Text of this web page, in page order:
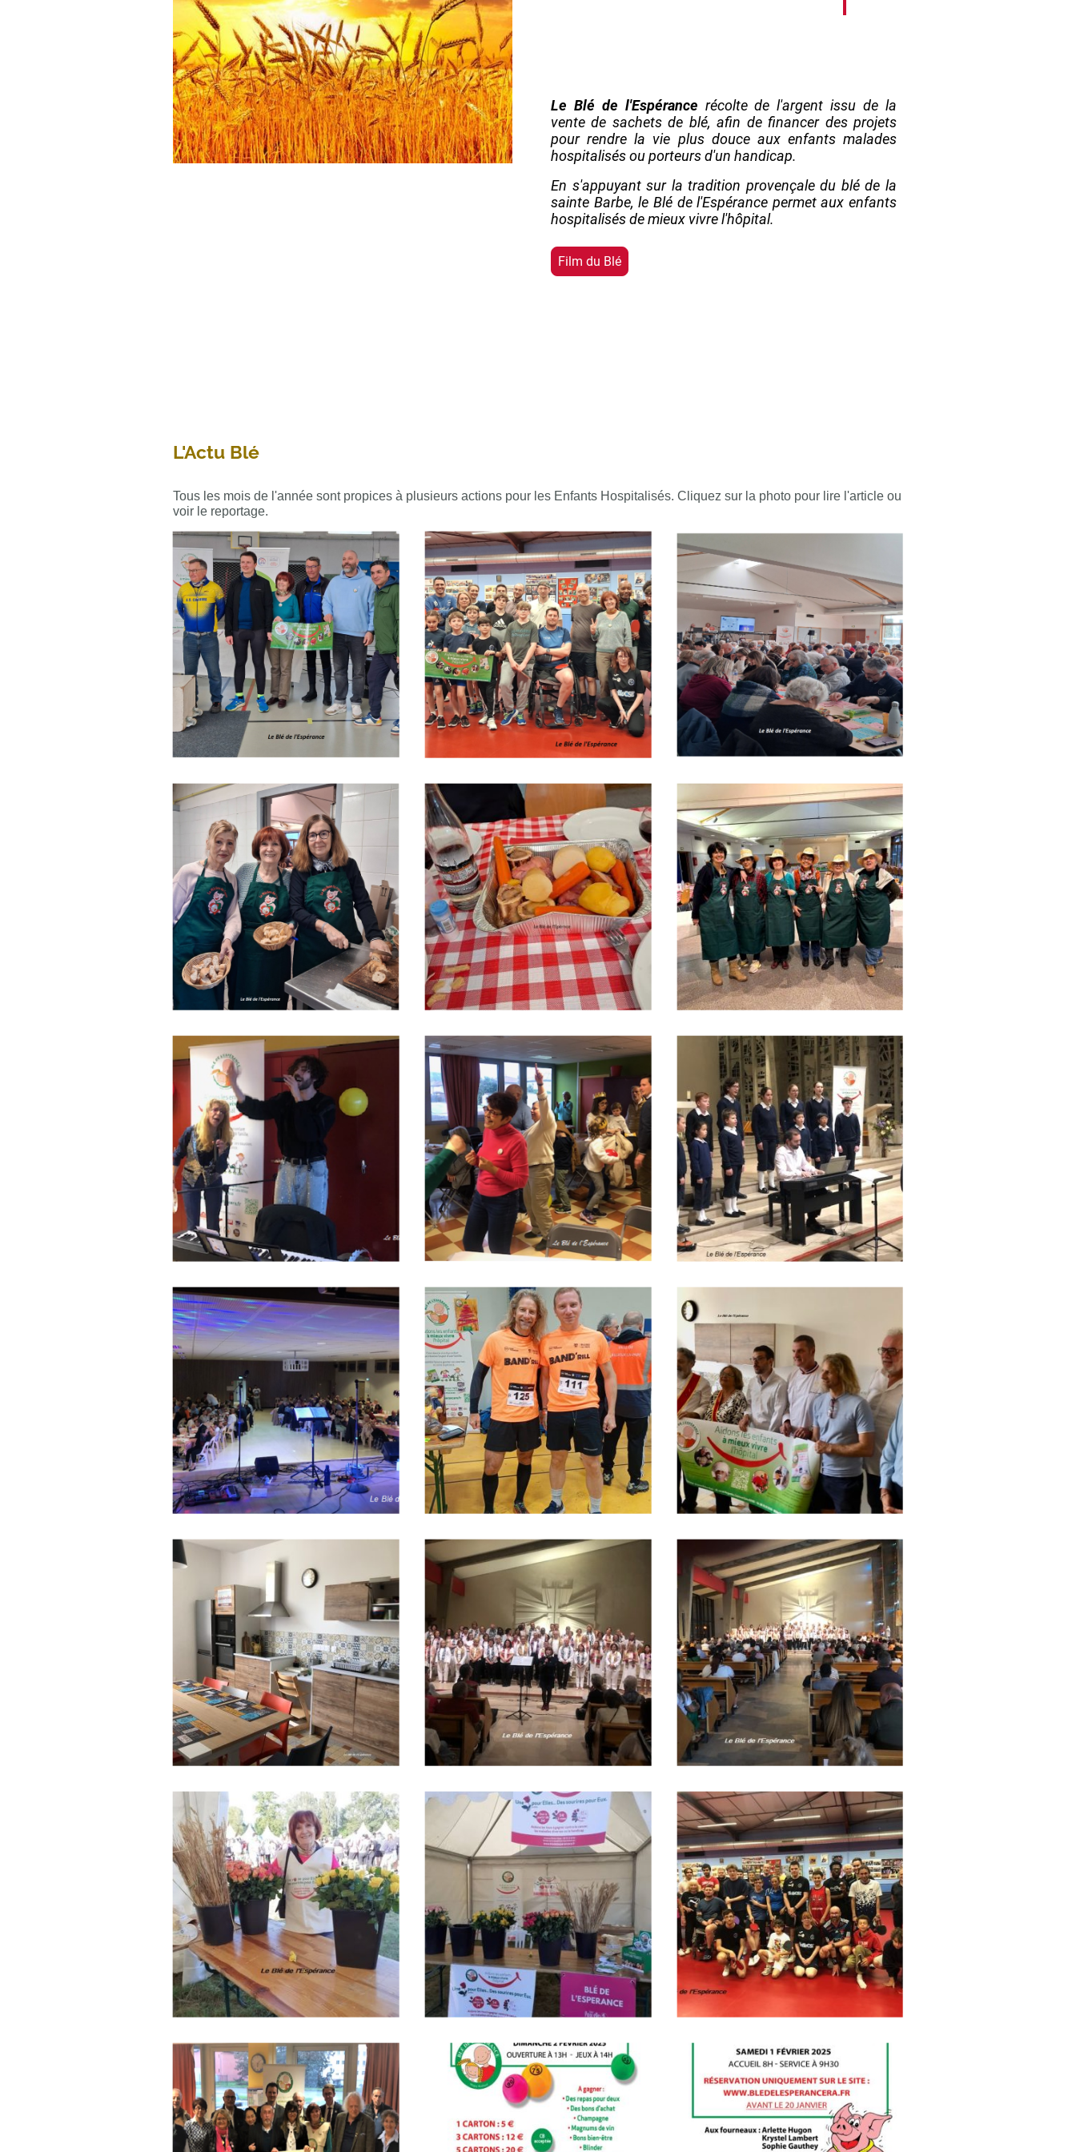
Le Blé de l'Espérance récolte de l'argent issu de la
vente de sachets de blé, afin de financer des projets
pour rendre la vie plus douce aux enfants malades
hospitalisés ou porteurs d'un handicap.
En s'appuyant sur la tradition provençale du blé de la
sainte Barbe, le Blé de l'Espérance permet aux enfants
hospitalisés de mieux vivre l'hôpital.
Film du Blé
L'Actu Blé
Tous les mois de l'année sont propices à plusieurs actions pour les Enfants Hospitalisés. Cliquez sur la photo pour lire l'article ou
voir le reportage.